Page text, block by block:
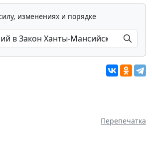
изменениях и порядке
Перепечатка